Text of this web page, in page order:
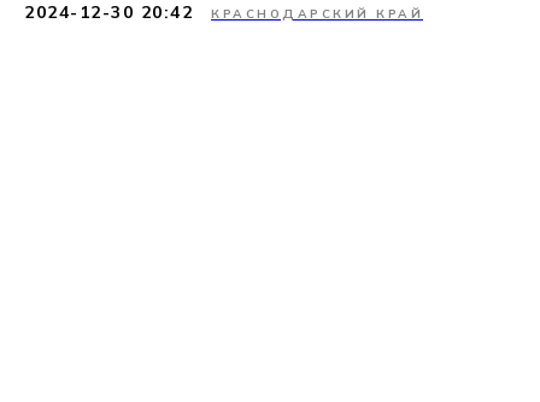
2024-12-30 20:42 КРАСНОДАРСКИЙ КРАЙ